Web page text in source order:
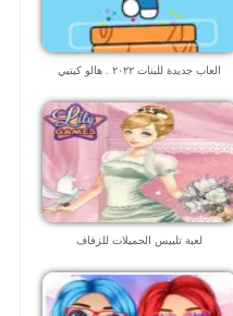
العاب جديدة للبنات ٢٠٢٢ . هالو كيتيي
لعبة تلبيس الجميلات للزفاف